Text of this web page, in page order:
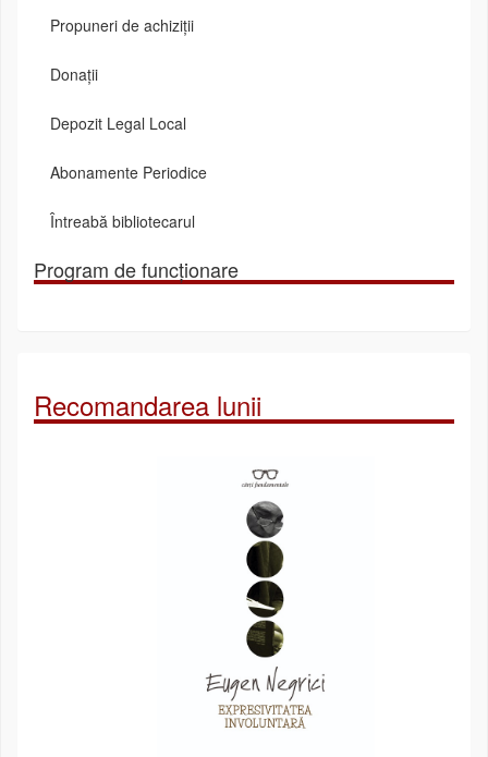
Propuneri de achiziții
Donații
Depozit Legal Local
Abonamente Periodice
Întreabă bibliotecarul
Program de funcționare
Recomandarea lunii